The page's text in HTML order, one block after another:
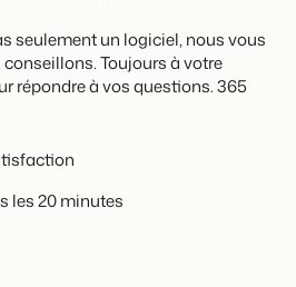
seulement un logiciel, nous vous
Toujours à votre
répondre à vos questions. 365
les 20 minutes